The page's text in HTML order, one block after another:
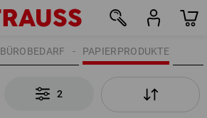
PAPIERPRODUKTE
BÜROBEDARF
2